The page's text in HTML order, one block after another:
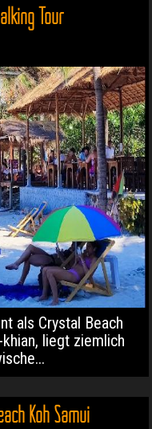
Tour
als Crystal Beach
liegt ziemlich
Koh Samui